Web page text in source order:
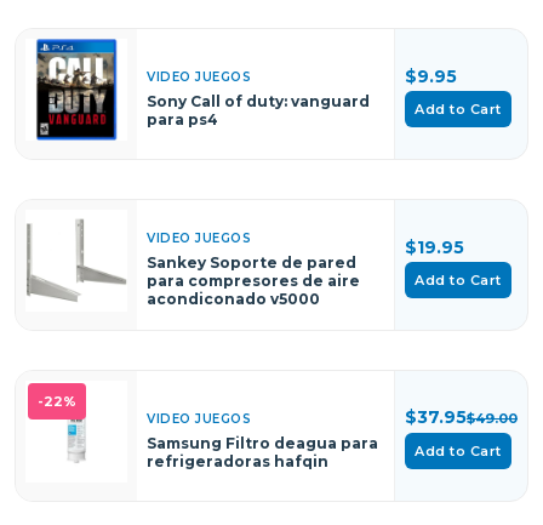
VIDEO JUEGOS
Sony Call of duty: vanguard
para ps4
$9.95
Add to Cart
VIDEO JUEGOS
Sankey Soporte de pared
para compresores de aire
acondiconado v5000
$19.95
Add to Cart
-22%
VIDEO JUEGOS
Samsung Filtro deagua para
refrigeradoras hafqin
$37.95$49.00
Add to Cart